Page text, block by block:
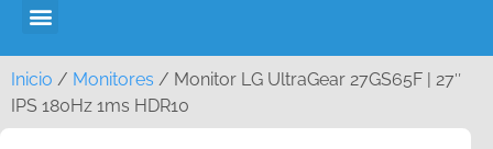
Inicio / Monitores / Monitor LG UltraGear 27GS65F | 27″
IPS 180Hz 1ms HDR10